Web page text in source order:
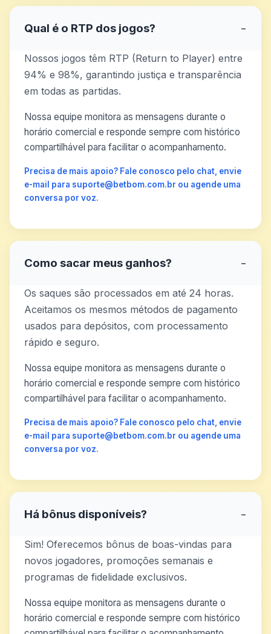
Qual é o RTP dos jogos? −
Nossos jogos têm RTP (Return to Player) entre
94% e 98%, garantindo justiça e transparência
em todas as partidas.
Nossa equipe monitora as mensagens durante o
horário comercial e responde sempre com histórico
compartilhável para facilitar o acompanhamento.
Precisa de mais apoio? Fale conosco pelo chat, envie
e-mail para suporte@betbom.com.br ou agende uma
conversa por voz.
Como sacar meus ganhos? −
Os saques são processados em até 24 horas.
Aceitamos os mesmos métodos de pagamento
usados para depósitos, com processamento
rápido e seguro.
Nossa equipe monitora as mensagens durante o
horário comercial e responde sempre com histórico
compartilhável para facilitar o acompanhamento.
Precisa de mais apoio? Fale conosco pelo chat, envie
e-mail para suporte@betbom.com.br ou agende uma
conversa por voz.
Há bônus disponíveis? −
Sim! Oferecemos bônus de boas-vindas para
novos jogadores, promoções semanais e
programas de fidelidade exclusivos.
Nossa equipe monitora as mensagens durante o
horário comercial e responde sempre com histórico